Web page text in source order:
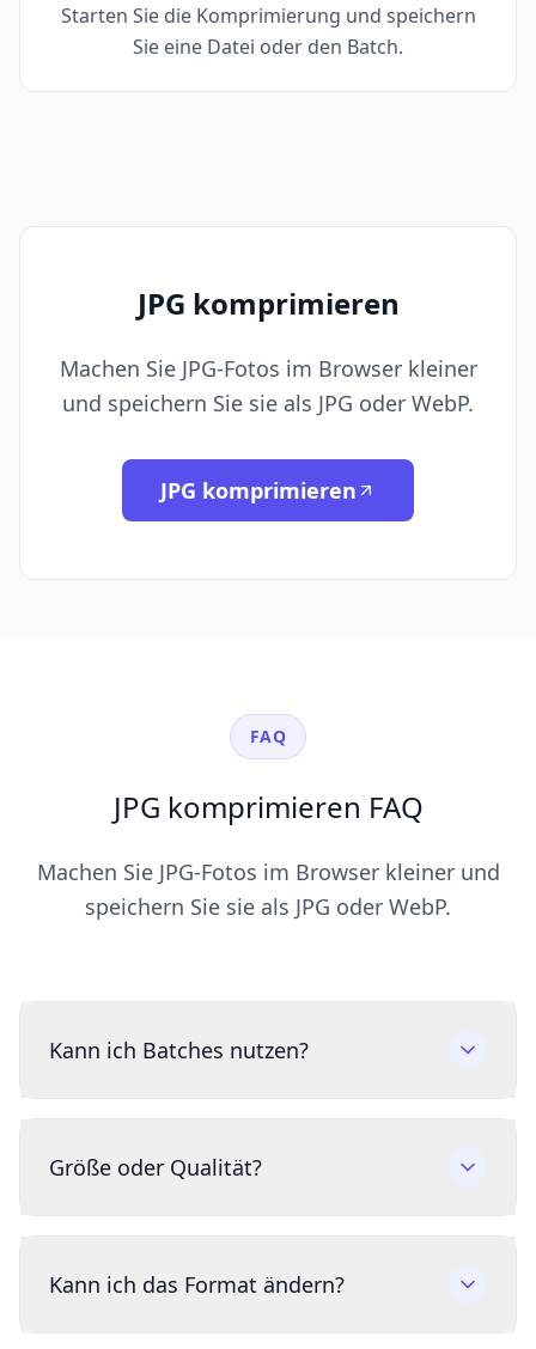
Starten Sie die Komprimierung und speichern
Sie eine Datei oder den Batch.
JPG komprimieren
Machen Sie JPG-Fotos im Browser kleiner
und speichern Sie sie als JPG oder WebP.
JPG komprimieren
FAQ
JPG komprimieren FAQ
Machen Sie JPG-Fotos im Browser kleiner und
speichern Sie sie als JPG oder WebP.
Kann ich Batches nutzen?
Größe oder Qualität?
Kann ich das Format ändern?